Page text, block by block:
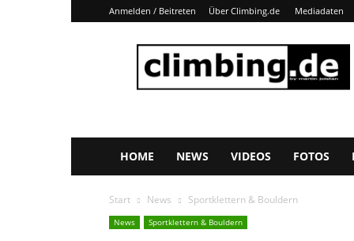
Anmelden / Beitreten Über Climbing.de Mediadaten
Climbing.de
HOME NEWS VIDEOS FOTOS
Start News Sportklettern & Bouldern
News Sportklettern & Bouldern